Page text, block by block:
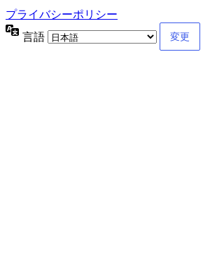
プライバシーポリシー
言語